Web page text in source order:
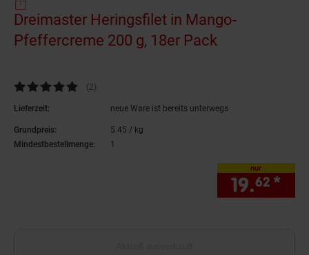
Dreimaster Heringsfilet in Mango-
Pfeffercreme 200 g, 18er Pack
Kundenbewertung: 5 von 5 Sternen
(2Kundenbewertungen
)
Lieferzeit: neue Ware ist bereits unterwegs
Grundpreis: 5.45 / kg
Mindestbestellmenge:
1
nur
19.62 *